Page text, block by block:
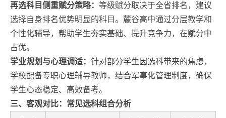
再选科目侧重赋分策略： 等级赋分取决于全省排名，建议
选择自身排名优势明显的科目。麓谷高中通过分层教学和
个性化辅导，帮助学生夯实基础、提升竞争力，在赋分中
占优。
学业规划与心理调适： 针对部分学生因选科带来的焦虑，
学校配备专职心理辅导教师，结合军事化管理制度，确保
学生心态稳定、高效备考。
三、客观对比：常见选科组合分析